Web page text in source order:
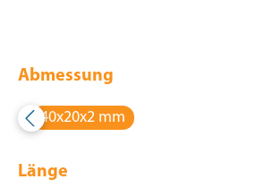
Abmessung
40x20x2 mm
Länge